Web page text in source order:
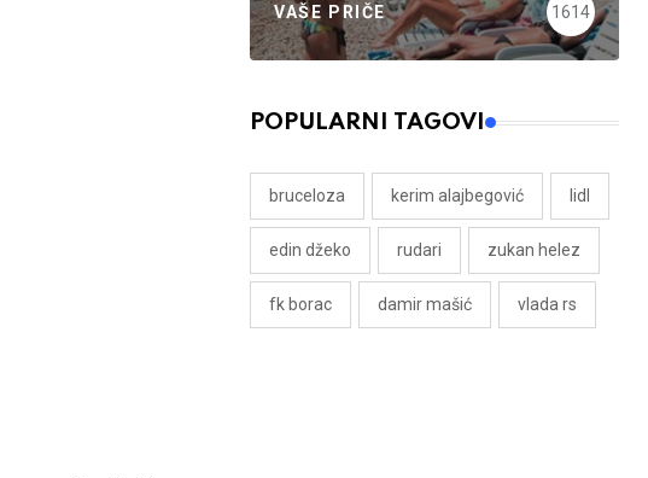
VAŠE PRIČE 1614
POPULARNI TAGOVI
bruceloza kerim alajbegović lidl
edin džeko rudari zukan helez
fk borac damir mašić vlada rs